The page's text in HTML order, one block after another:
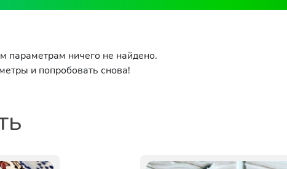
параметрам ничего не найдено.
и попробовать снова!